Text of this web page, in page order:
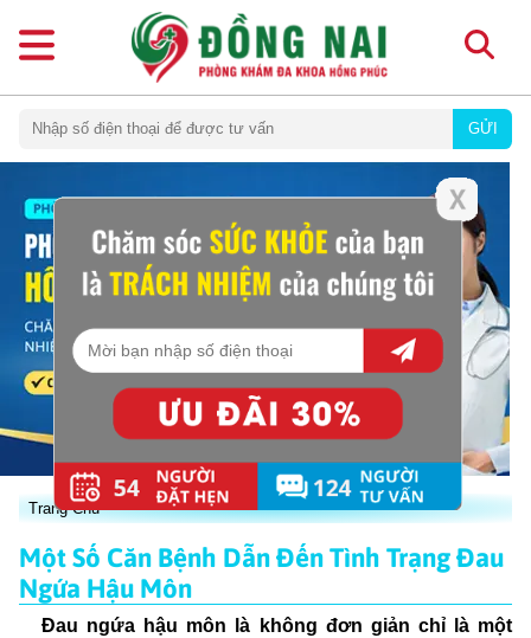
GỬI
Trang Chủ
Một Số Căn Bệnh Dẫn Đến Tình Trạng Đau
Ngứa Hậu Môn
Đau ngứa hậu môn là không đơn giản chỉ là một